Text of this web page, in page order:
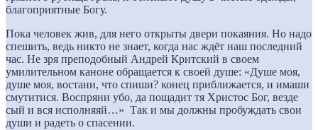
благоприятные Богу.
Пока человек жив, для него открыты двери покаяния. Но надо
спешить, ведь никто не знает, когда нас ждёт наш последний
час. Не зря преподобный Андрей Критский в своем
умилительном каноне обращается к своей душе: «Душе моя,
душе моя, востани, что спиши? конец приближается, и имаши
смутитися. Воспряни убо, да пощадит тя Христос Бог, везде
сый и вся исполняяй…» Так и мы должны пробуждать свои
души и радеть о спасении.